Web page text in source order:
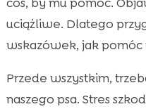
uciążliwe. Dlatego
wskazówek, jak pomóc
Przede wszystkim,
naszego psa. Stres